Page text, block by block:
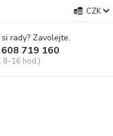
CZK
rady? Zavolejte.
719 160
8-16 hod.)